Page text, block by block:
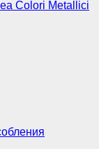
Colori Metallici